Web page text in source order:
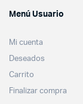
Menú Usuario
Mi cuenta
Deseados
Carrito
Finalizar compra